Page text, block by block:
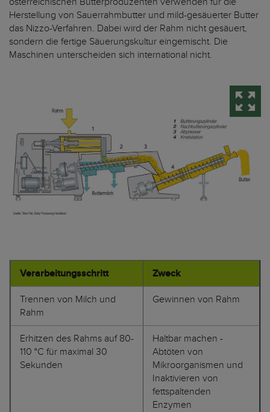
Herstellung von Sauerrahmbutter und mild-gesäuerter Butter
das Nizzo-Verfahren. Dabei wird der Rahm nicht gesäuert,
sondern die fertige Säuerungskultur eingemischt. Die
Maschinen unterscheiden sich international nicht.
Verarbeitungsschritt Zweck
Trennen von Milch und
Rahm
Gewinnen von Rahm
Erhitzen des Rahms auf 80-
110 °C für maximal 30
Sekunden
Haltbar machen -
Abtöten von
Mikroorganismen und
Inaktivieren von
fettspaltenden
Enzymen